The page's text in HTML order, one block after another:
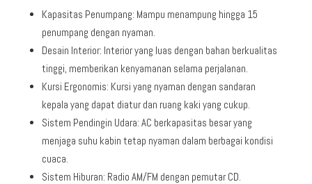
Kapasitas Penumpang: Mampu menampung hingga 15
penumpang dengan nyaman.
Desain Interior: Interior yang luas dengan bahan berkualitas
tinggi, memberikan kenyamanan selama perjalanan.
Kursi Ergonomis: Kursi yang nyaman dengan sandaran
kepala yang dapat diatur dan ruang kaki yang cukup.
Sistem Pendingin Udara: AC berkapasitas besar yang
menjaga suhu kabin tetap nyaman dalam berbagai kondisi
cuaca.
Sistem Hiburan: Radio AM/FM dengan pemutar CD.